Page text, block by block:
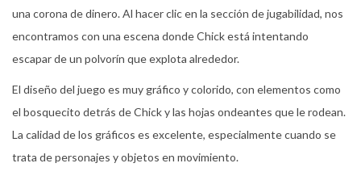
una corona de dinero. Al hacer clic en la sección de jugabilidad, nos
encontramos con una escena donde Chick está intentando
escapar de un polvorín que explota alrededor.
El diseño del juego es muy gráfico y colorido, con elementos como
el bosquecito detrás de Chick y las hojas ondeantes que le rodean.
La calidad de los gráficos es excelente, especialmente cuando se
trata de personajes y objetos en movimiento.